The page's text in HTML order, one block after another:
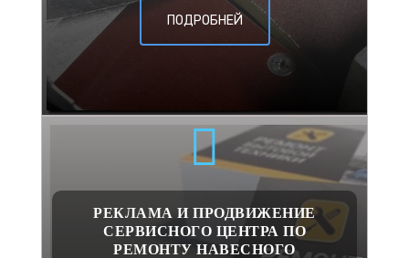
ПОДРОБНЕЙ
РЕКЛАМА И ПРОДВИЖЕНИЕ
СЕРВИСНОГО ЦЕНТРА ПО
РЕМОНТУ НАВЕСНОГО